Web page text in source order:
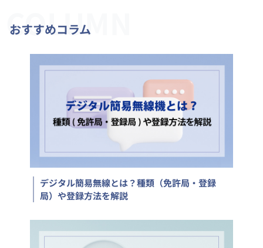
COLUMN
おすすめコラム
デジタル簡易無線とは？種類（免許局・登録
局）や登録方法を解説